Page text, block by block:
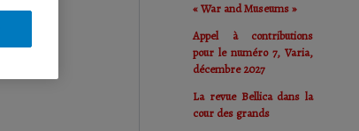
« War and Museums »
Appel à contributions
pour le numéro 7, Varia,
décembre 2027
La revue Bellica dans la
cour des grands